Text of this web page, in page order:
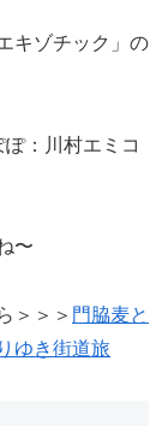
キゾチック」の
：川村エミコ
〜
＞＞＞ 門脇麦と
ゆき街道旅